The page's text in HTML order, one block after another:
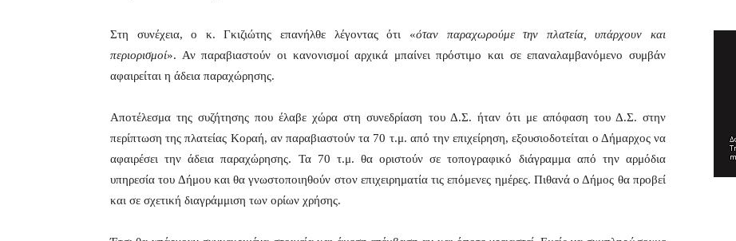
Στη συνέχεια, ο κ. Γκιζιώτης επανήλθε λέγοντας ότι «όταν παραχωρούμε την πλατεία, υπάρχουν και
περιορισμοί». Αν παραβιαστούν οι κανονισμοί αρχικά μπαίνει πρόστιμο και σε επαναλαμβανόμενο συμβάν
αφαιρείται η άδεια παραχώρησης.
Αποτέλεσμα της συζήτησης που έλαβε χώρα στη συνεδρίαση του Δ.Σ. ήταν ότι με απόφαση του Δ.Σ. στην
περίπτωση της πλατείας Κοραή, αν παραβιαστούν τα 70 τ.μ. από την επιχείρηση, εξουσιοδοτείται ο Δήμαρχος να
αφαιρέσει την άδεια παραχώρησης. Τα 70 τ.μ. θα οριστούν σε τοπογραφικό διάγραμμα από την αρμόδια
υπηρεσία του Δήμου και θα γνωστοποιηθούν στον επιχειρηματία τις επόμενες ημέρες. Πιθανά ο Δήμος θα προβεί
και σε σχετική διαγράμμιση των ορίων χρήσης.